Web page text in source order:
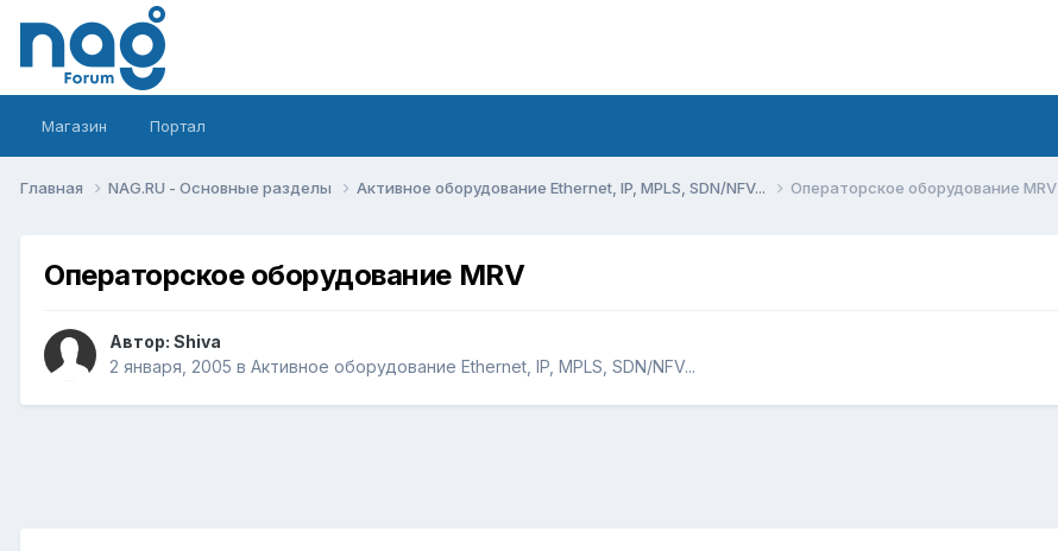
Магазин Портал
Главная NAG.RU - Основные разделы Активное оборудование Ethernet, IP, MPLS, SDN/NFV... Операторское оборудование MRV
Операторское оборудование MRV
Автор: Shiva
2 января, 2005 в Активное оборудование Ethernet, IP, MPLS, SDN/NFV...